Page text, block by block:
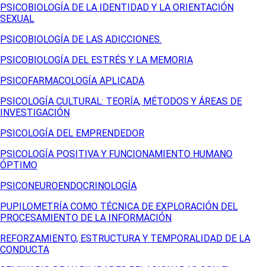
PSICOBIOLOGÍA DE LA IDENTIDAD Y LA ORIENTACIÓN
SEXUAL
PSICOBIOLOGÍA DE LAS ADICCIONES.
PSICOBIOLOGÍA DEL ESTRÉS Y LA MEMORIA
PSICOFARMACOLOGÍA APLICADA
PSICOLOGÍA CULTURAL: TEORÍA, MÉTODOS Y ÁREAS DE
INVESTIGACIÓN
PSICOLOGÍA DEL EMPRENDEDOR
PSICOLOGÍA POSITIVA Y FUNCIONAMIENTO HUMANO
ÓPTIMO
PSICONEUROENDOCRINOLOGÍA
PUPILOMETRÍA COMO TÉCNICA DE EXPLORACIÓN DEL
PROCESAMIENTO DE LA INFORMACIÓN
REFORZAMIENTO, ESTRUCTURA Y TEMPORALIDAD DE LA
CONDUCTA